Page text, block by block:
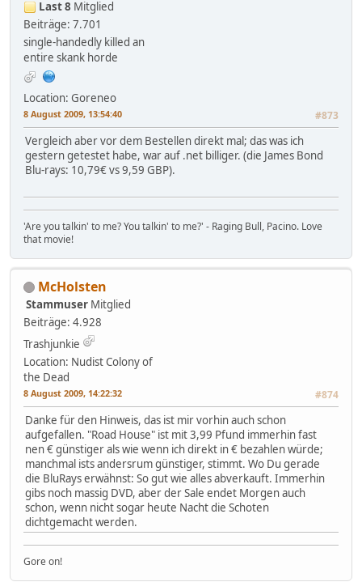
Last 8 Mitglied
Beiträge: 7.701
single-handedly killed an
entire skank horde
Location: Goreneo
8 August 2009, 13:54:40 #873
Vergleich aber vor dem Bestellen direkt mal; das was ich
gestern getestet habe, war auf .net billiger. (die James Bond
Blu-rays: 10,79€ vs 9,59 GBP).
'Are you talkin' to me? You talkin' to me?' - Raging Bull, Pacino. Love
that movie!
McHolsten
Stammuser Mitglied
Beiträge: 4.928
Trashjunkie
Location: Nudist Colony of
the Dead
8 August 2009, 14:22:32 #874
Danke für den Hinweis, das ist mir vorhin auch schon
aufgefallen. "Road House" ist mit 3,99 Pfund immerhin fast
nen € günstiger als wie wenn ich direkt in € bezahlen würde;
manchmal ists andersrum günstiger, stimmt. Wo Du gerade
die BluRays erwähnst: So gut wie alles abverkauft. Immerhin
gibs noch massig DVD, aber der Sale endet Morgen auch
schon, wenn nicht sogar heute Nacht die Schoten
dichtgemacht werden.
Gore on!